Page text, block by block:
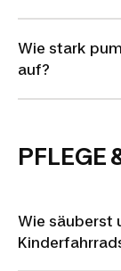
Wie stark
auf?
PFLEGE
Wie säuberst